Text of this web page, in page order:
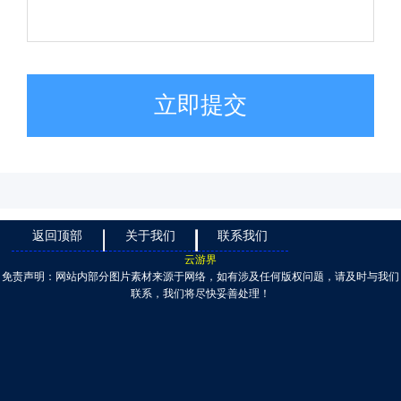
立即提交
返回顶部 关于我们 联系我们
云游界
免责声明：网站内部分图片素材来源于网络，如有涉及任何版权问题，请及时与我们
联系，我们将尽快妥善处理！